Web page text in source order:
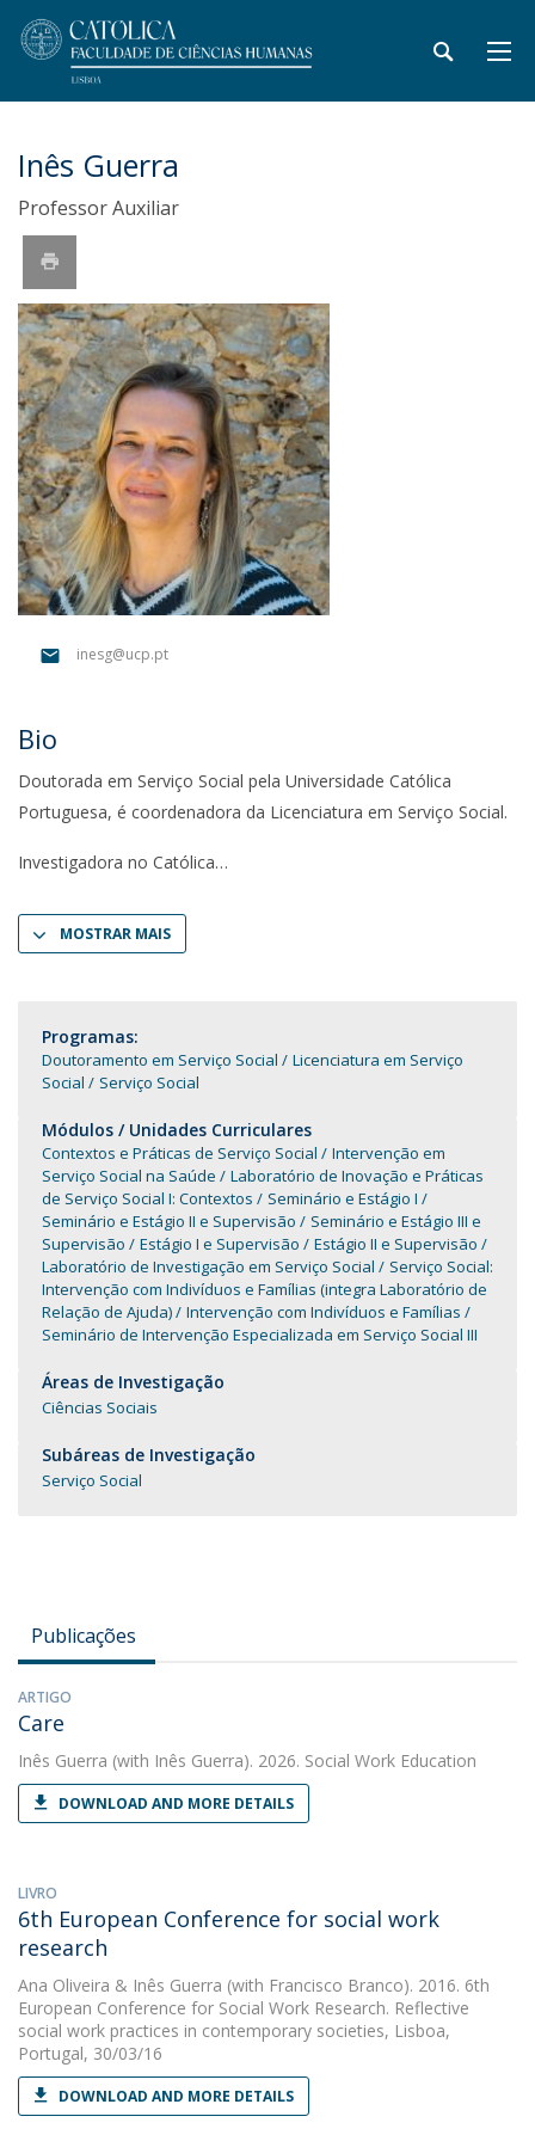
Inês Guerra
Professor Auxiliar
inesg@ucp.pt
Bio
Doutorada em Serviço Social pela Universidade Católica
Portuguesa, é coordenadora da Licenciatura em Serviço Social.
Investigadora no Católica
MOSTRAR MAIS
Programas:
Doutoramento em Serviço Social
Licenciatura em Serviço
Social
Serviço Social
Módulos / Unidades Curriculares
Contextos e Práticas de Serviço Social
Intervenção em
Serviço Social na Saúde
Laboratório de Inovação e Práticas
de Serviço Social I: Contextos
Seminário e Estágio I
Seminário e Estágio II e Supervisão
Seminário e Estágio III e
Supervisão
Estágio I e Supervisão
Estágio II e Supervisão
Laboratório de Investigação em Serviço Social
Serviço Social:
Intervenção com Indivíduos e Famílias (integra Laboratório de
Relação de Ajuda)
Intervenção com Indivíduos e Famílias
Seminário de Intervenção Especializada em Serviço Social III
Áreas de Investigação
Ciências Sociais
Subáreas de Investigação
Serviço Social
Publicações
ARTIGO
Care
Inês Guerra (with Inês Guerra). 2026. Social Work Education
DOWNLOAD AND MORE DETAILS
LIVRO
6th European Conference for social work
research
Ana Oliveira & Inês Guerra (with Francisco Branco). 2016. 6th
European Conference for Social Work Research. Reflective
social work practices in contemporary societies, Lisboa,
Portugal, 30/03/16
DOWNLOAD AND MORE DETAILS